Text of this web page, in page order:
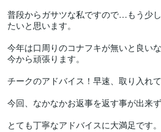
普段からガサツな私ですので…もう少
たいと思います。
今年は口周りのコナフキが無いと良い
今から頑張ります。
チークのアドバイス！早速、取り入れて
今回、なかなかお返事を返す事が出来
とても丁寧なアドバイスに大満足です。